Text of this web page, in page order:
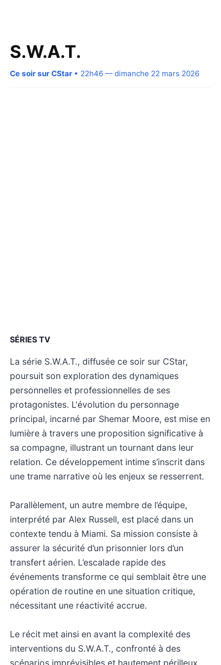
S.W.A.T.
Ce soir sur CStar • 22h46 — dimanche 22 mars 2026
SÉRIES TV
La série S.W.A.T., diffusée ce soir sur CStar,
poursuit son exploration des dynamiques
personnelles et professionnelles de ses
protagonistes. L'évolution du personnage
principal, incarné par Shemar Moore, est mise en
lumière à travers une proposition significative à
sa compagne, illustrant un tournant dans leur
relation. Ce développement intime s’inscrit dans
une trame narrative où les enjeux se resserrent.
Parallèlement, un autre membre de l’équipe,
interprété par Alex Russell, est placé dans un
contexte tendu à Miami. Sa mission consiste à
assurer la sécurité d’un prisonnier lors d’un
transfert aérien. L’escalade rapide des
événements transforme ce qui semblait être une
opération de routine en une situation critique,
nécessitant une réactivité accrue.
Le récit met ainsi en avant la complexité des
interventions du S.W.A.T., confronté à des
scénarios imprévisibles et hautement périlleux.